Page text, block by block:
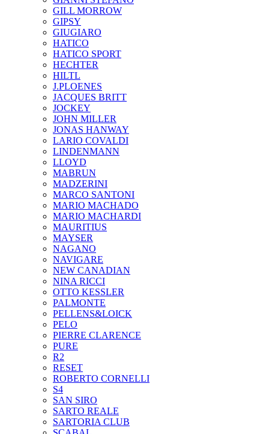
GILL MORROW
GIPSY
GIUGIARO
HATICO
HATICO SPORT
HECHTER
HILTL
J.PLOENES
JAСQUES BRITT
JOCKEY
JOHN MILLER
JONAS HANWAY
LARIO COVALDI
LINDENMANN
LLOYD
MABRUN
MADZERINI
MARCO SANTONI
MARIO MACHADO
MARIO MACHARDI
MAURITIUS
MAYSER
NAGANO
NAVIGARE
NEW CANADIAN
NINA RICCI
OTTO KESSLER
PALMONTE
PELLENS&LOICK
PELO
PIERRE CLARENCE
PURE
R2
RESET
ROBERTO CORNELLI
S4
SAN SIRO
SARTO REALE
SARTORIA CLUB